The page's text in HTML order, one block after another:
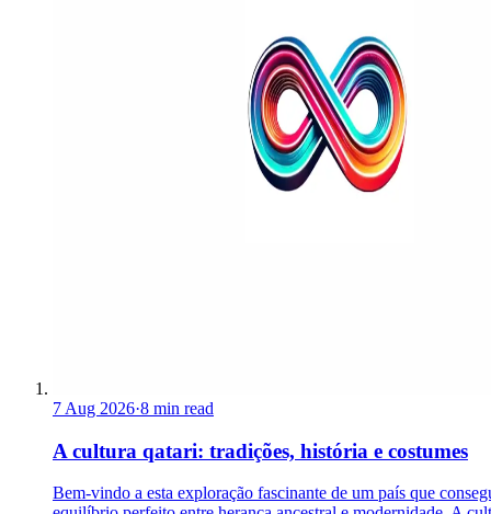
7 Aug 2026·8 min read
A cultura qatari: tradições, história e costumes
Bem-vindo a esta exploração fascinante de um país que